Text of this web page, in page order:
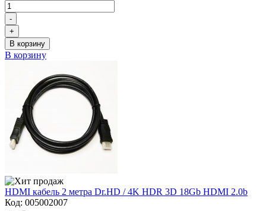
-
+
В корзину
В корзину
HDMI кабель 2 метра Dr.HD / 4K HDR 3D 18Gb HDMI 2.0b
Код: 005002007